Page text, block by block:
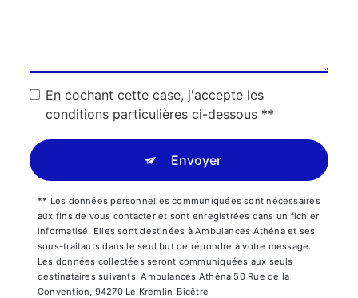
En cochant cette case, j'accepte les
conditions particulières ci-dessous **
Envoyer
** Les données personnelles communiquées sont nécessaires
aux fins de vous contacter et sont enregistrées dans un fichier
informatisé. Elles sont destinées à Ambulances Athéna et ses
sous-traitants dans le seul but de répondre à votre message.
Les données collectées seront communiquées aux seuls
destinataires suivants: Ambulances Athéna 50 Rue de la
Convention, 94270 Le Kremlin-Bicêtre